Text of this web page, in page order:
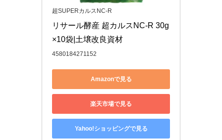
超SUPERカルスNC-R
リサール酵産 超カルスNC-R 30g
×10袋|土壌改良資材
4580184271152
Amazonで見る
楽天市場で見る
Yahoo!ショッピングで見る